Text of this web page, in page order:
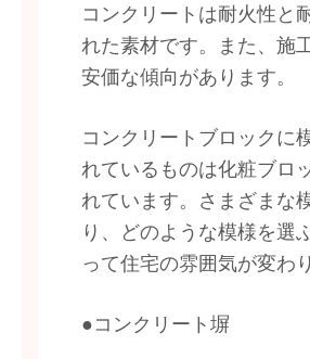
コンクリートは耐火性と
れた素材です。また、施
安価な傾向があります。
コンクリートブロックに
れているものは化粧ブロ
れています。さまざまな
り、どのような模様を選
って住宅の雰囲気が変わ
●コンクリート塀